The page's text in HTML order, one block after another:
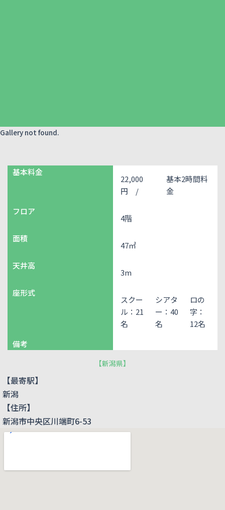
Gallery not found.
基本料金
22,000
円 /
基本2時間料
金
フロア
4階
面積
47㎡
天井高
3m
座形式
スクー
ル：21
名
シアタ
ー：40
名
ロの
字：
12名
備考
【新潟県】
【最寄駅】
新潟
【住所】
新潟市中央区川端町6-53